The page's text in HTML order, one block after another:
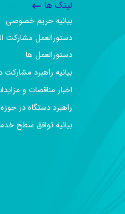
لینک ها
بیانیه حریم خصوصی
دستورالعمل مشارکت
دستورالعمل ها
بیانیه راهبرد مشارکت
اخبار مناقصات و
راهبرد دستگاه در
بیانیه توافق سطح